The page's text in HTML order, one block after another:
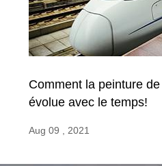
Comment la peinture
évolue avec le temps!
Aug 09 , 2021